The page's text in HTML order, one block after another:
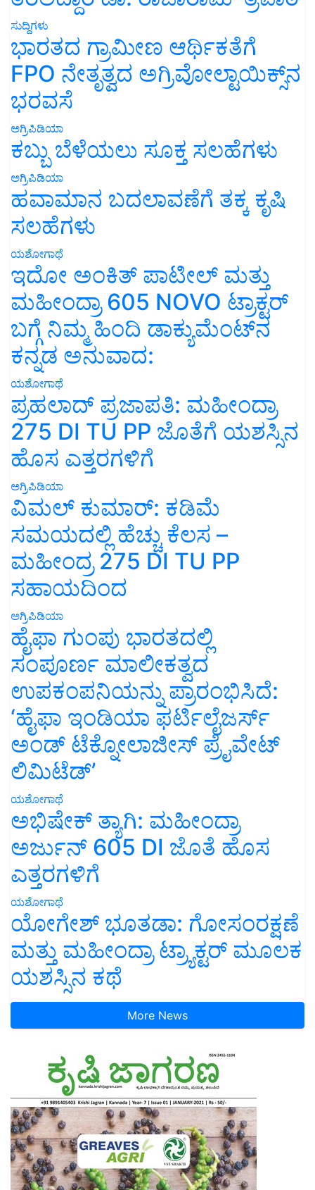
ಸುದ್ದಿಗಳು
ಭಾರತದ ಗ್ರಾಮೀಣ ಆರ್ಥಿಕತೆಗೆ
FPO ನೇತೃತ್ವದ ಅಗ್ರಿವೋಲ್ಟಾಯಿಕ್ಸ್‌ನ
ಭರವಸೆ
ಅಗ್ರಿಪಿಡಿಯಾ
ಕಬ್ಬು ಬೆಳೆಯಲು ಸೂಕ್ತ ಸಲಹೆಗಳು
ಅಗ್ರಿಪಿಡಿಯಾ
ಹವಾಮಾನ ಬದಲಾವಣೆಗೆ ತಕ್ಕ ಕೃಷಿ
ಸಲಹೆಗಳು
ಯಶೋಗಾಥೆ
ಇದೋ ಅಂಕಿತ್ ಪಾಟೀಲ್ ಮತ್ತು
ಮಹೀಂದ್ರಾ 605 NOVO ಟ್ರಾಕ್ಟರ್
ಬಗ್ಗೆ ನಿಮ್ಮ ಹಿಂದಿ ಡಾಕ್ಯುಮೆಂಟ್‌ನ
ಕನ್ನಡ ಅನುವಾದ:
ಯಶೋಗಾಥೆ
ಪ್ರಹಲಾದ್ ಪ್ರಜಾಪತಿ: ಮಹೀಂದ್ರಾ
275 DI TU PP ಜೊತೆಗೆ ಯಶಸ್ಸಿನ
ಹೊಸ ಎತ್ತರಗಳಿಗೆ
ಅಗ್ರಿಪಿಡಿಯಾ
ವಿಮಲ್ ಕುಮಾರ್: ಕಡಿಮೆ
ಸಮಯದಲ್ಲಿ ಹೆಚ್ಚು ಕೆಲಸ –
ಮಹೀಂದ್ರ 275 DI TU PP
ಸಹಾಯದಿಂದ
ಅಗ್ರಿಪಿಡಿಯಾ
ಹೈಫಾ ಗುಂಪು ಭಾರತದಲ್ಲಿ
ಸಂಪೂರ್ಣ ಮಾಲೀಕತ್ವದ
ಉಪಕಂಪನಿಯನ್ನು ಪ್ರಾರಂಭಿಸಿದೆ:
‘ಹೈಫಾ ಇಂಡಿಯಾ ಫರ್ಟಿಲೈಜರ್ಸ್
ಅಂಡ್ ಟೆಕ್ನೋಲಾಜೀಸ್ ಪ್ರೈವೇಟ್
ಲಿಮಿಟೆಡ್’
ಯಶೋಗಾಥೆ
ಅಭಿಷೇಕ್ ತ್ಯಾಗಿ: ಮಹೀಂದ್ರಾ
ಅರ್ಜುನ್ 605 DI ಜೊತೆ ಹೊಸ
ಎತ್ತರಗಳಿಗೆ
ಯಶೋಗಾಥೆ
ಯೋಗೇಶ್ ಭೂತಡಾ: ಗೋಸಂರಕ್ಷಣೆ
ಮತ್ತು ಮಹೀಂದ್ರಾ ಟ್ರ್ಯಾಕ್ಟರ್ ಮೂಲಕ
ಯಶಸ್ಸಿನ ಕಥೆ
More News